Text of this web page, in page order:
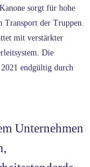
sorgt für hohe
der Truppen.
mit verstärkter
Die
endgültig durch
Unternehmen